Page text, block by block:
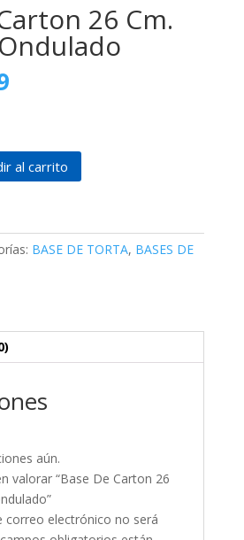
26 Cm.
El
$539.
al carrito
BASE DE TORTA, BASES DE
aún.
valorar “Base De Carton 26
correo electrónico no será